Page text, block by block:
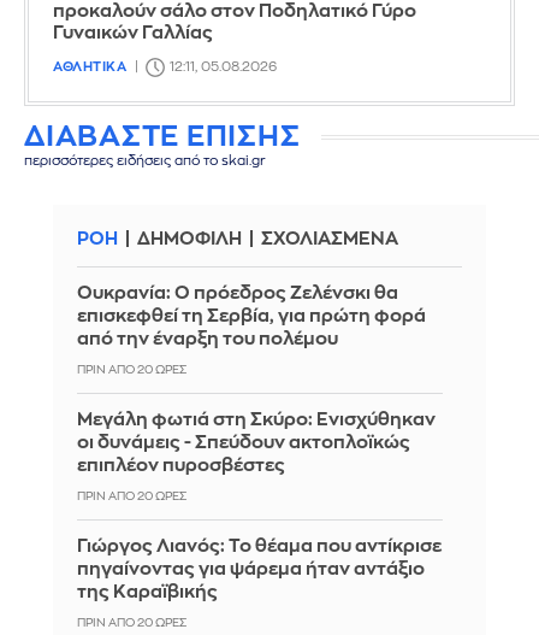
προκαλούν σάλο στον Ποδηλατικό Γύρο
Γυναικών Γαλλίας
ΑΘΛΗΤΙΚΑ 12:11, 05.08.2026
ΔΙΑΒΑΣΤΕ ΕΠΙΣΗΣ
περισσότερες ειδήσεις από το skai.gr
ΡΟΗ ΔΗΜΟΦΙΛΗ ΣΧΟΛΙΑΣΜΕΝΑ
Ουκρανία: Ο πρόεδρος Ζελένσκι θα
επισκεφθεί τη Σερβία, για πρώτη φορά
από την έναρξη του πολέμου
ΠΡΙΝ ΑΠΌ 20 ΏΡΕΣ
Μεγάλη φωτιά στη Σκύρο: Ενισχύθηκαν
οι δυνάμεις - Σπεύδουν ακτοπλοϊκώς
επιπλέον πυροσβέστες
ΠΡΙΝ ΑΠΌ 20 ΏΡΕΣ
Γιώργος Λιανός: Το θέαμα που αντίκρισε
πηγαίνοντας για ψάρεμα ήταν αντάξιο
της Καραϊβικής
ΠΡΙΝ ΑΠΌ 20 ΏΡΕΣ